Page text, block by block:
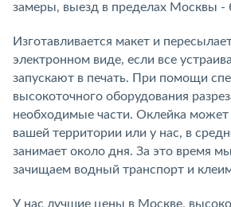
замеры, выезд в пределах Москвы -
Изготавливается макет и
электронном виде, если все
запускают в печать. При помощи
высокоточного оборудования
необходимые части. Оклейка может
вашей территории или у нас, в
занимает около дня. За это время
зачищаем водный транспорт и
У нас лучшие цены в Москве,